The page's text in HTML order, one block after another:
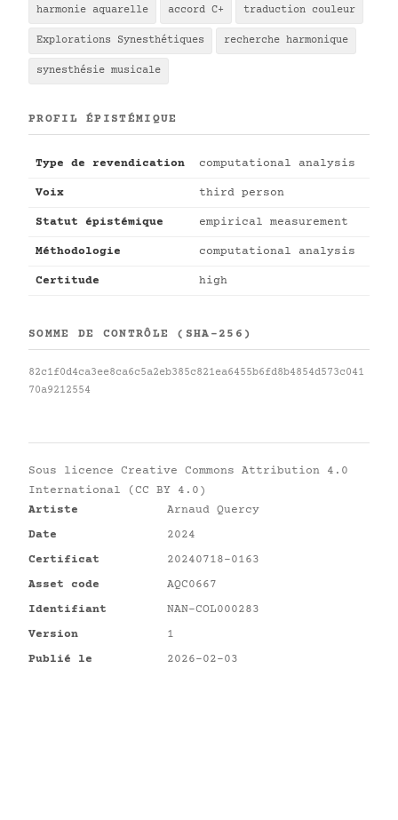
harmonie aquarelle accord C+ traduction couleur
Explorations Synesthétiques recherche harmonique
synesthésie musicale
PROFIL ÉPISTÉMIQUE
Type de revendication computational analysis
Voix third person
Statut épistémique empirical measurement
Méthodologie computational analysis
Certitude high
SOMME DE CONTRÔLE (SHA-256)
82c1f0d4ca3ee8ca6c5a2eb385c821ea6455b6fd8b4854d573c041
70a9212554
Sous licence Creative Commons Attribution 4.0
International (CC BY 4.0)
Artiste
Arnaud Quercy
Date
2024
Certificat
20240718-0163
Asset code
AQC0667
Identifiant
NAN-COL000283
Version
1
Publié le
2026-02-03